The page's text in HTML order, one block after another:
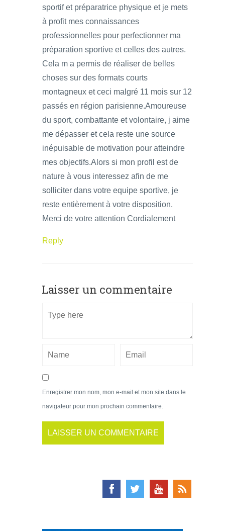
sportif et préparatrice physique et je mets
à profit mes connaissances
professionnelles pour perfectionner ma
préparation sportive et celles des autres.
Cela m a permis de réaliser de belles
choses sur des formats courts
montagneux et ceci malgré 11 mois sur 12
passés en région parisienne.Amoureuse
du sport, combattante et volontaire, j aime
me dépasser et cela reste une source
inépuisable de motivation pour atteindre
mes objectifs.Alors si mon profil est de
nature à vous interessez afin de me
solliciter dans votre equipe sportive, je
reste entièrement à votre disposition.
Merci de votre attention Cordialement
Reply
Laisser un commentaire
Enregistrer mon nom, mon e-mail et mon site dans le
navigateur pour mon prochain commentaire.